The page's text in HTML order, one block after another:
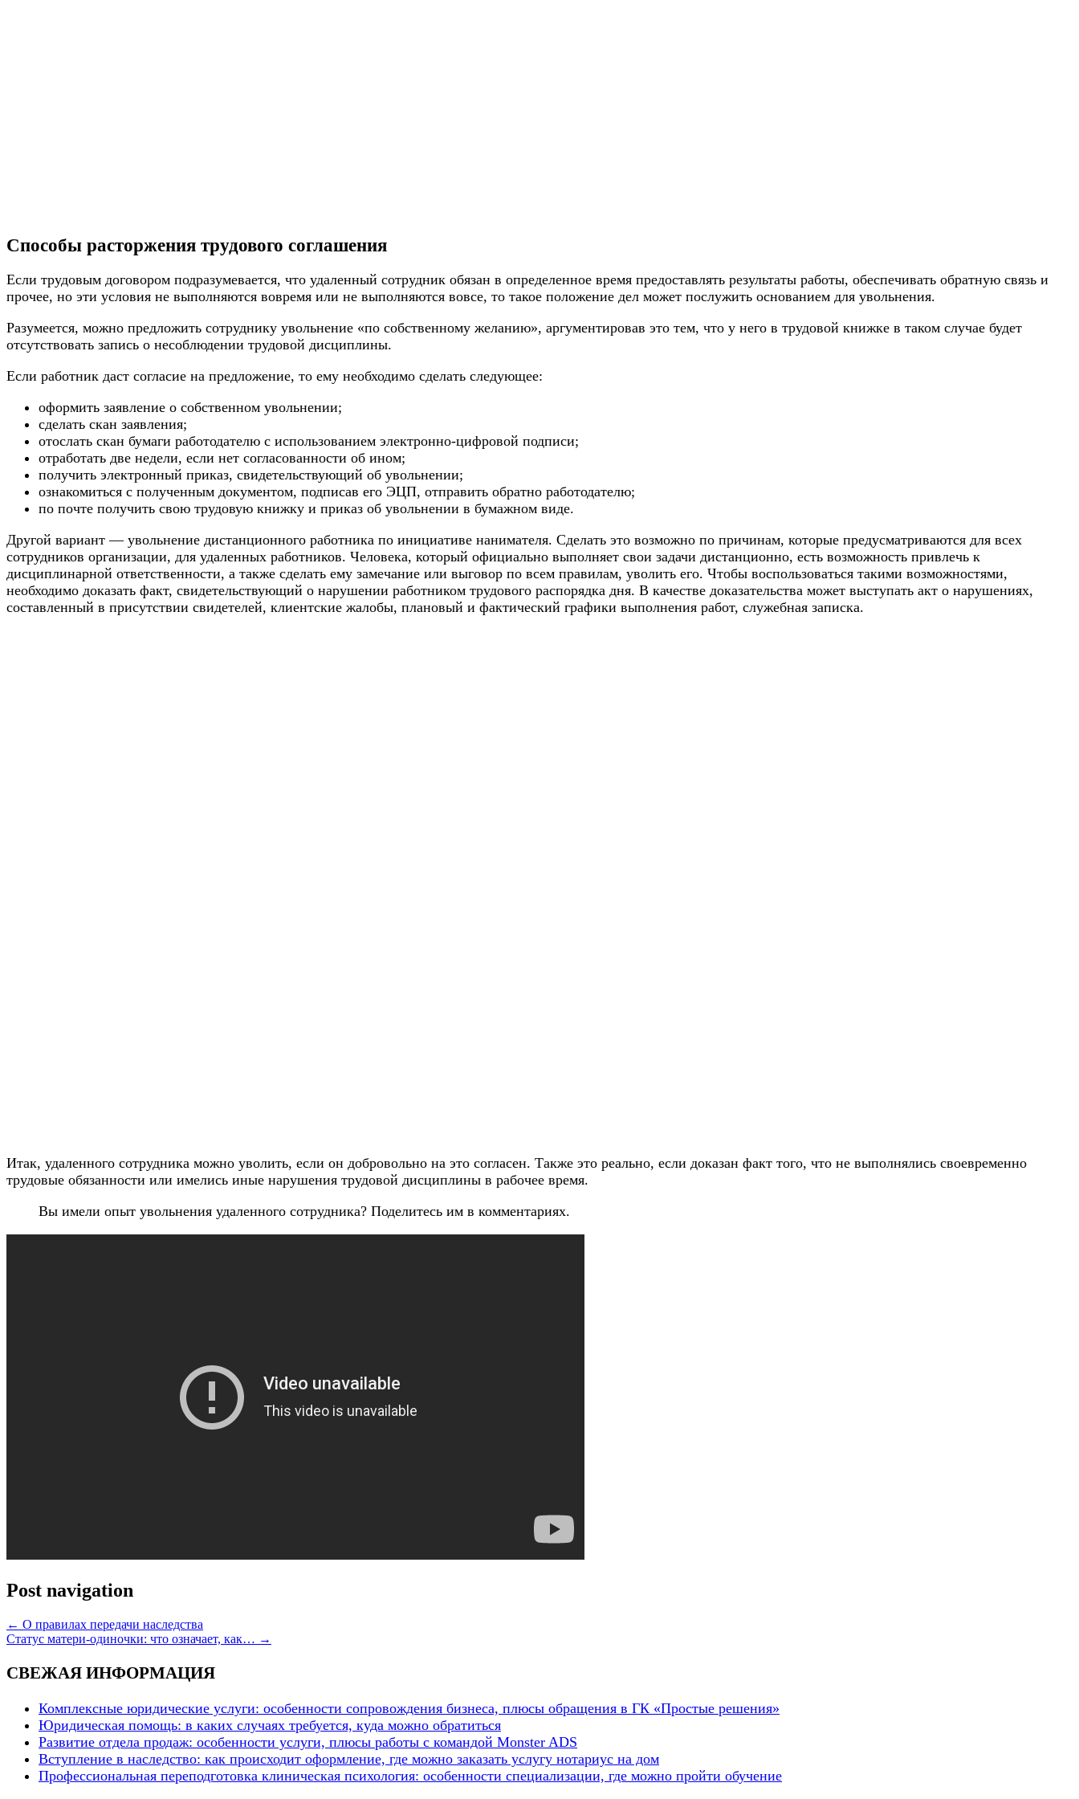
Способы расторжения трудового соглашения
Если трудовым договором подразумевается, что удаленный сотрудник обязан в определенное время предоставлять результаты работы, обеспечивать обратную связь и
прочее, но эти условия не выполняются вовремя или не выполняются вовсе, то такое положение дел может послужить основанием для увольнения.
Разумеется, можно предложить сотруднику увольнение «по собственному желанию», аргументировав это тем, что у него в трудовой книжке в таком случае будет
отсутствовать запись о несоблюдении трудовой дисциплины.
Если работник даст согласие на предложение, то ему необходимо сделать следующее:
оформить заявление о собственном увольнении;
сделать скан заявления;
отослать скан бумаги работодателю с использованием электронно-цифровой подписи;
отработать две недели, если нет согласованности об ином;
получить электронный приказ, свидетельствующий об увольнении;
ознакомиться с полученным документом, подписав его ЭЦП, отправить обратно работодателю;
по почте получить свою трудовую книжку и приказ об увольнении в бумажном виде.
Другой вариант — увольнение дистанционного работника по инициативе нанимателя. Сделать это возможно по причинам, которые предусматриваются для всех
сотрудников организации, для удаленных работников. Человека, который официально выполняет свои задачи дистанционно, есть возможность привлечь к
дисциплинарной ответственности, а также сделать ему замечание или выговор по всем правилам, уволить его. Чтобы воспользоваться такими возможностями,
необходимо доказать факт, свидетельствующий о нарушении работником трудового распорядка дня. В качестве доказательства может выступать акт о нарушениях,
составленный в присутствии свидетелей, клиентские жалобы, плановый и фактический графики выполнения работ, служебная записка.
Итак, удаленного сотрудника можно уволить, если он добровольно на это согласен. Также это реально, если доказан факт того, что не выполнялись своевременно
трудовые обязанности или имелись иные нарушения трудовой дисциплины в рабочее время.
Вы имели опыт увольнения удаленного сотрудника? Поделитесь им в комментариях.
Post navigation
← О правилах передачи наследства
Статус матери-одиночки: что означает, как… →
СВЕЖАЯ ИНФОРМАЦИЯ
Комплексные юридические услуги: особенности сопровождения бизнеса, плюсы обращения в ГК «Простые решения»
Юридическая помощь: в каких случаях требуется, куда можно обратиться
Развитие отдела продаж: особенности услуги, плюсы работы с командой Monster ADS
Вступление в наследство: как происходит оформление, где можно заказать услугу нотариус на дом
Профессиональная переподготовка клиническая психология: особенности специализации, где можно пройти обучение